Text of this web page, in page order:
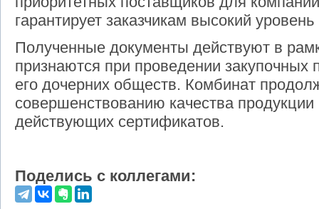
гарантирует заказчикам высокий
Полученные документы действуют в
признаются при проведении
его дочерних обществ. Комбинат
совершенствованию качества
действующих сертификатов.
Поделись с коллегами: